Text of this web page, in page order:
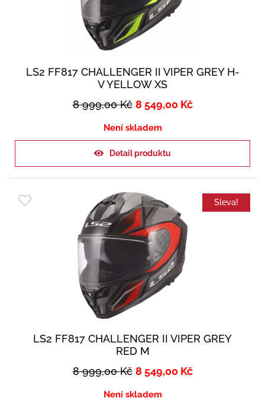
LS2 FF817 CHALLENGER II VIPER GREY H-
V YELLOW XS
8 999,00Kč 8 549,00 Kč
Není skladem
Detail produktu
Sleva!
LS2 FF817 CHALLENGER II VIPER GREY
RED M
8 999,00Kč 8 549,00 Kč
Není skladem